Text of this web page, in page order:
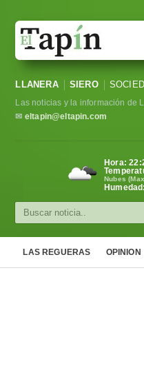
Sociedad
Política
Cultura
LLANERA SIERO
Las noticias y la información de
✉ eltapin@eltapin.com
Hora:
Nubes
LAS REGUERAS OPINION